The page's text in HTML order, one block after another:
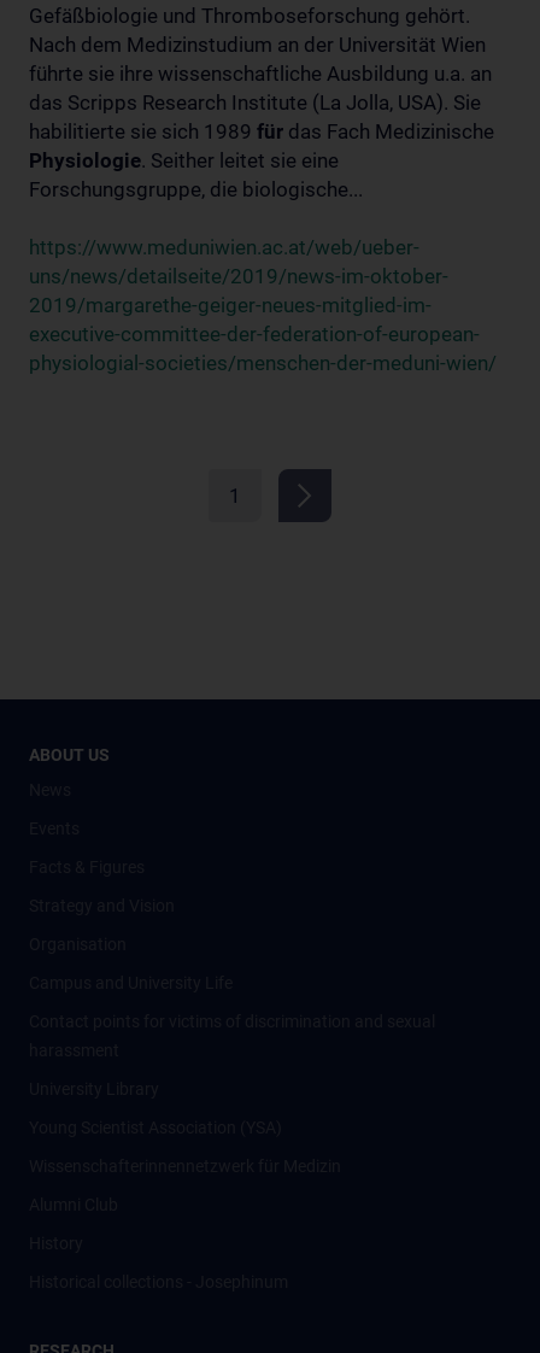
Gefäßbiologie und Thromboseforschung gehört.
Nach dem Medizinstudium an der Universität Wien
führte sie ihre wissenschaftliche Ausbildung u.a. an
das Scripps Research Institute (La Jolla, USA). Sie
habilitierte sie sich 1989 für das Fach Medizinische
Physiologie. Seither leitet sie eine
Forschungsgruppe, die biologische...
https://www.meduniwien.ac.at/web/ueber-
uns/news/detailseite/2019/news-im-oktober-
2019/margarethe-geiger-neues-mitglied-im-
executive-committee-der-federation-of-european-
physiologial-societies/menschen-der-meduni-wien/
1
ABOUT US